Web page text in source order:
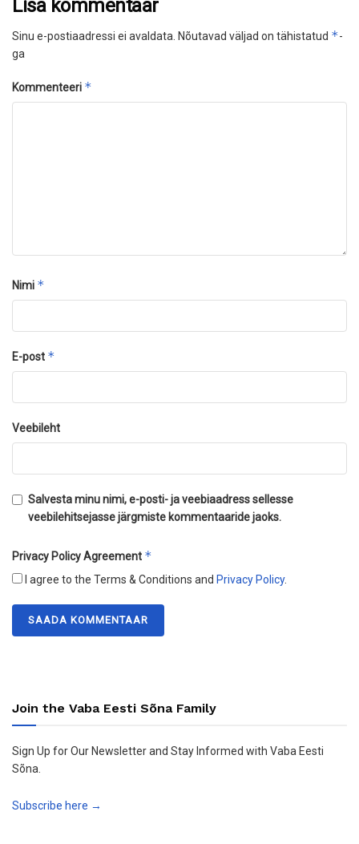
Lisa kommentaar
Sinu e-postiaadressi ei avaldata. Nõutavad väljad on tähistatud *-
ga
Kommenteeri *
Nimi *
E-post *
Veebileht
Salvesta minu nimi, e-posti- ja veebiaadress sellesse
veebilehitsejasse järgmiste kommentaaride jaoks.
Privacy Policy Agreement *
I agree to the Terms & Conditions and Privacy Policy.
Join the Vaba Eesti Sõna Family
Sign Up for Our Newsletter and Stay Informed with Vaba Eesti
Sõna.
Subscribe here →